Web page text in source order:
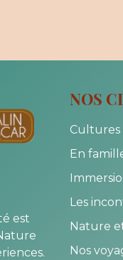
est
NOS
Cultures
En
Les
Nature
Nos